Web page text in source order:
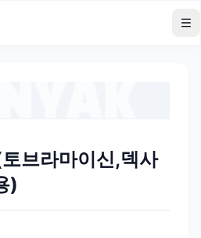
브라마이신,덱사
)